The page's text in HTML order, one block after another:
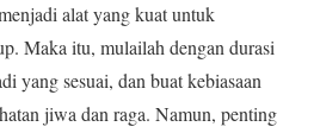
alat yang kuat untuk
Maka itu, mulailah dengan durasi
yang sesuai, dan buat kebiasaan
jiwa dan raga. Namun, penting